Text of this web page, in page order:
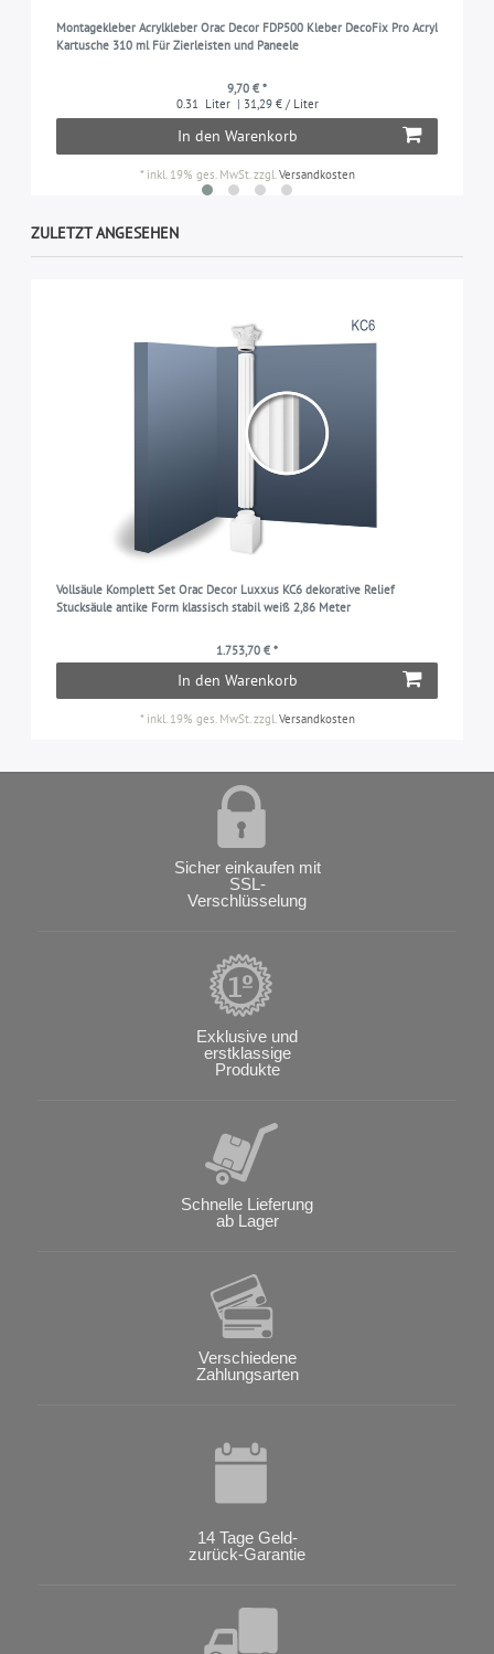
Montagekleber Acrylkleber Orac Decor FDP500 Kleber DecoFix Pro Acryl
Kartusche 310 ml Für Zierleisten und Paneele
9,70 € *
0.31 Liter | 31,29 € / Liter
In den Warenkorb
* inkl. 19% ges. MwSt.zzgl.Versandkosten
ZULETZT ANGESEHEN
Vollsäule Komplett Set Orac Decor Luxxus KC6 dekorative Relief
Stucksäule antike Form klassisch stabil weiß 2,86 Meter
1.753,70 € *
In den Warenkorb
* inkl. 19% ges. MwSt. zzgl. Versandkosten
Sicher einkaufen mit
SSL-
Verschlüsselung
Exklusive und
erstklassige
Produkte
Schnelle Lieferung
ab Lager
Verschiedene
Zahlungsarten
14 Tage Geld-
zurück-Garantie